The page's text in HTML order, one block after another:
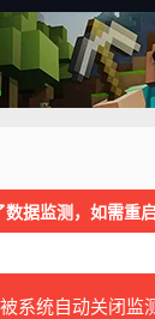
据监测，如需重
系统自动关闭监